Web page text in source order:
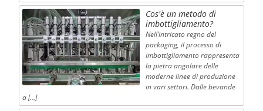
Cos'è un metodo di
imbottigliamento?
Nell’intricato regno del
packaging, il processo di
imbottigliamento rappresenta
la pietra angolare delle
moderne linee di produzione
in vari settori. Dalle bevande
a […]